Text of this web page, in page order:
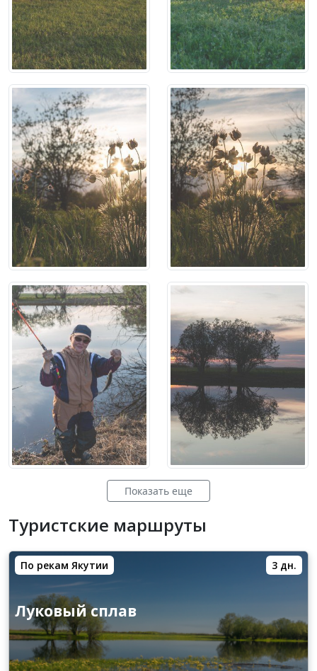
Показать еще
Туристские маршруты
По рекам Якутии 3 дн.
Луковый сплав